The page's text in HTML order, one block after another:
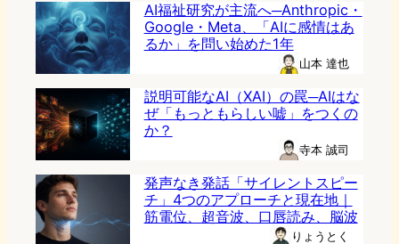
AI福祉研究が主流へ─Anthropic・
Google・Meta、「AIに感情はあ
るか」を問い始めた1年
山本 達也
説明可能なAI（XAI）の罠─AIはな
ぜ「もっともらしい嘘」をつくの
か？
寺本 誠司
発声なき発話「サイレントスピー
チ」4つのアプローチと現在地｜
筋電位、超音波、口唇読み、脳波
りょうとく